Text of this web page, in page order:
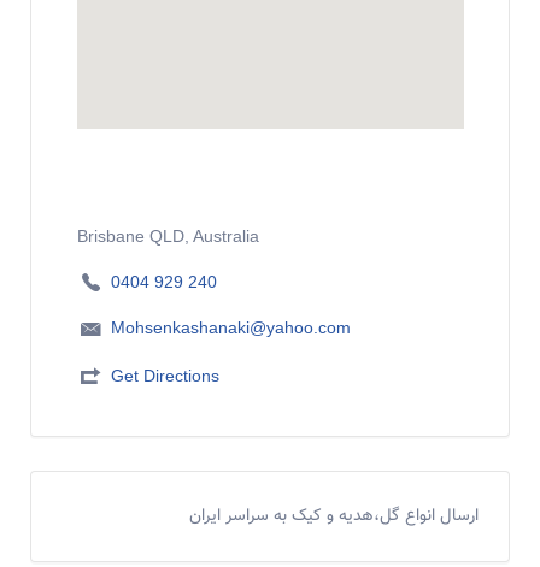
Brisbane QLD, Australia
0404 929 240
Mohsenkashanaki@yahoo.com
Get Directions
ارسال انواع گل،هدیه و کیک به سراسر ایران